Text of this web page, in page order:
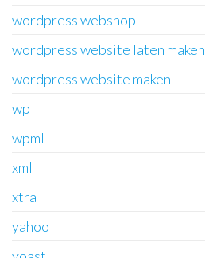
wordpress webshop
wordpress website laten maken
wordpress website maken
wp
wpml
xml
xtra
yahoo